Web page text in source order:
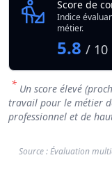
Qualité globale
Score de
Indice
métier.
5.8 / 10
* Un score élevé
travail pour le métier
professionnel et de
Source : Évaluation